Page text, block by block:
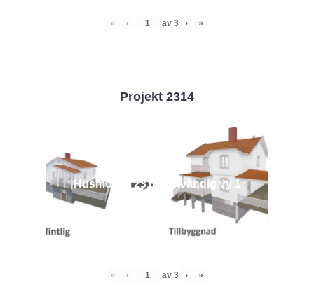
« ‹ av 3 › »
Projekt 2314
Husmodell 2314 - Utvändig vy 1
« ‹ av 3 › »